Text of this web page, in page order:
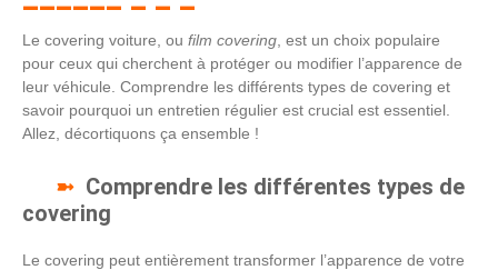
Le covering voiture, ou film covering, est un choix populaire
pour ceux qui cherchent à protéger ou modifier l’apparence de
leur véhicule. Comprendre les différents types de covering et
savoir pourquoi un entretien régulier est crucial est essentiel.
Allez, décortiquons ça ensemble !
Comprendre les différentes types de
covering
Le covering peut entièrement transformer l’apparence de votre